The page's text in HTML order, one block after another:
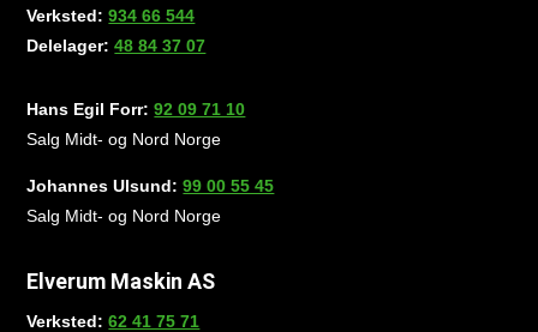
Verksted:934 66 544
Delelager:48 84 37 07
Hans Egil Forr:92 09 71 10
Salg Midt- og Nord Norge
Johannes Ulsund:99 00 55 45
Salg Midt- og Nord Norge
Elverum Maskin AS
Verksted:62 41 75 71